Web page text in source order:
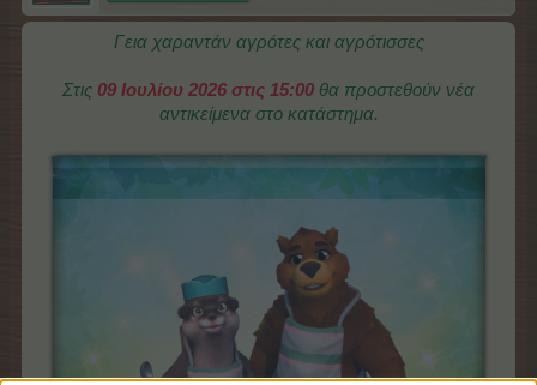
Γεια χαραντάν αγρότες και αγρότισσες
Στις 09 Ιουλίου 2026 στις 15:00 θα προστεθούν νέα
αντικείμενα στο κατάστημα.